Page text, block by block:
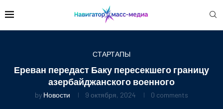
СТАРТАПЫ
Ереван передаст Баку пересекшего границу
азербайджанского военного
by Новости 9 октября, 2024 0 comments